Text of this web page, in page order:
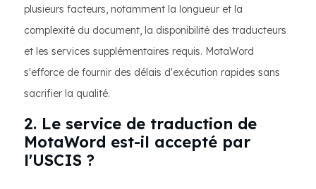
plusieurs facteurs, notamment la longueur et la
complexité du document, la disponibilité des traducteurs
et les services supplémentaires requis. MotaWord
s'efforce de fournir des délais d'exécution rapides sans
sacrifier la qualité.
2. Le service de traduction de
MotaWord est-il accepté par
l'USCIS ?